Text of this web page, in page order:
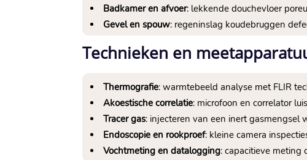
Badkamer en afvoer: lekkende douchevloer
Gevel en spouw: regeninslag koudebruggen
Technieken en
Thermografie: warmtebeeld analyse met FLIR
Akoestische correlatie: microfoon en correlator
Tracer gas: injecteren van een inert gasmengsel
Endoscopie en rookproef: kleine camera
Vochtmeting en datalogging: capacitieve meting